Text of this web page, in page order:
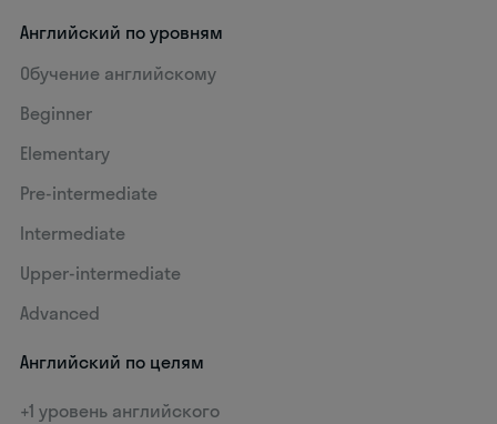
Английский по уровням
Обучение английскому
Beginner
Elementary
Pre-intermediate
Intermediate
Upper-intermediate
Advanced
Английский по целям
+1 уровень английского